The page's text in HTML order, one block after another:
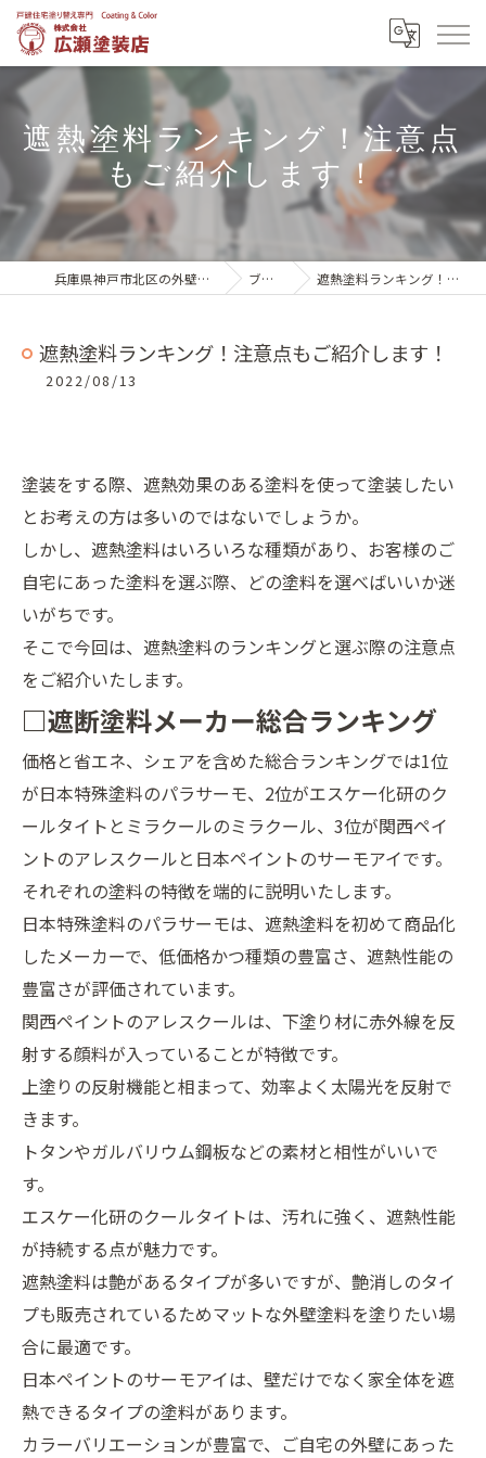
遮熱塗料ランキング！注意点
もご紹介します！
兵庫県神戸市北区の外壁塗装は株式会社広瀬塗装店 ブログ一覧 遮熱塗料ランキング！注意点もご紹介します！
遮熱塗料ランキング！注意点もご紹介します！
2022/08/13
塗装をする際、遮熱効果のある塗料を使って塗装したい
とお考えの方は多いのではないでしょうか。
しかし、遮熱塗料はいろいろな種類があり、お客様のご
自宅にあった塗料を選ぶ際、どの塗料を選べばいいか迷
いがちです。
そこで今回は、遮熱塗料のランキングと選ぶ際の注意点
をご紹介いたします。
□遮断塗料メーカー総合ランキング
価格と省エネ、シェアを含めた総合ランキングでは1位
が日本特殊塗料のパラサーモ、2位がエスケー化研のク
ールタイトとミラクールのミラクール、3位が関西ペイ
ントのアレスクールと日本ペイントのサーモアイです。
それぞれの塗料の特徴を端的に説明いたします。
日本特殊塗料のパラサーモは、遮熱塗料を初めて商品化
したメーカーで、低価格かつ種類の豊富さ、遮熱性能の
豊富さが評価されています。
関西ペイントのアレスクールは、下塗り材に赤外線を反
射する顔料が入っていることが特徴です。
上塗りの反射機能と相まって、効率よく太陽光を反射で
きます。
トタンやガルバリウム鋼板などの素材と相性がいいで
す。
エスケー化研のクールタイトは、汚れに強く、遮熱性能
が持続する点が魅力です。
遮熱塗料は艶があるタイプが多いですが、艶消しのタイ
プも販売されているためマットな外壁塗料を塗りたい場
合に最適です。
日本ペイントのサーモアイは、壁だけでなく家全体を遮
熱できるタイプの塗料があります。
カラーバリエーションが豊富で、ご自宅の外壁にあった